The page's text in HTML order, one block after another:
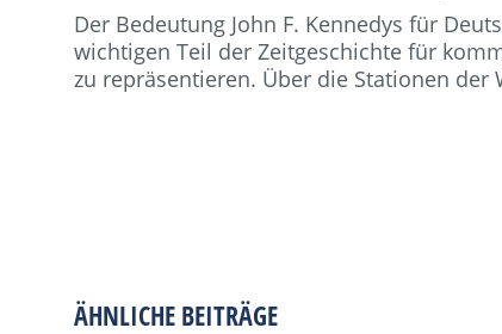
Der Bedeutung John F. Kennedys für
wichtigen Teil der Zeitgeschichte für
zu repräsentieren. Über die Stationen
ÄHNLICHE BEITRÄGE